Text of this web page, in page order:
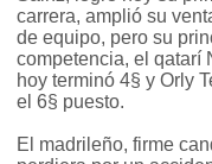
carrera, amplió su
de equipo, pero su
competencia, el qatarí
hoy terminó 4§ y Orly
el 6§ puesto.
El madrileño, firme